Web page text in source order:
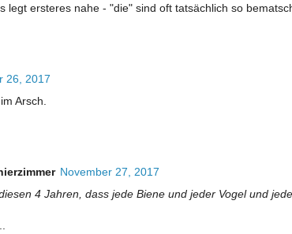
legt ersteres nahe - "die" sind oft tatsächlich so
26, 2017
Arsch.
November 27, 2017
4 Jahren, dass jede Biene und jeder Vogel und